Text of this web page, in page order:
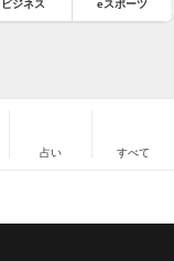
ビジネス eスポーツ
占い すべて